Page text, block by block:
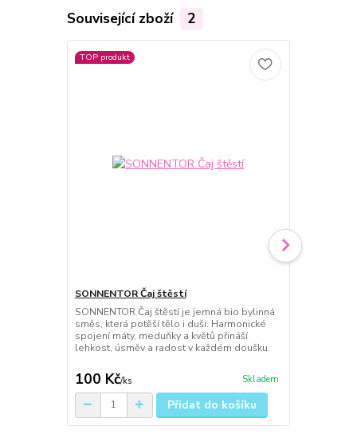
Související zboží 2
TOP produkt
SONNENTOR Čaj štěstí
SONNENTOR Čaj štěstí je jemná bio bylinná
směs, která potěší tělo i duši. Harmonické
spojení máty, meduňky a květů přináší
lehkost, úsměv a radost v každém doušku.
100 Kč/ks Skladem
Přidat do košíku